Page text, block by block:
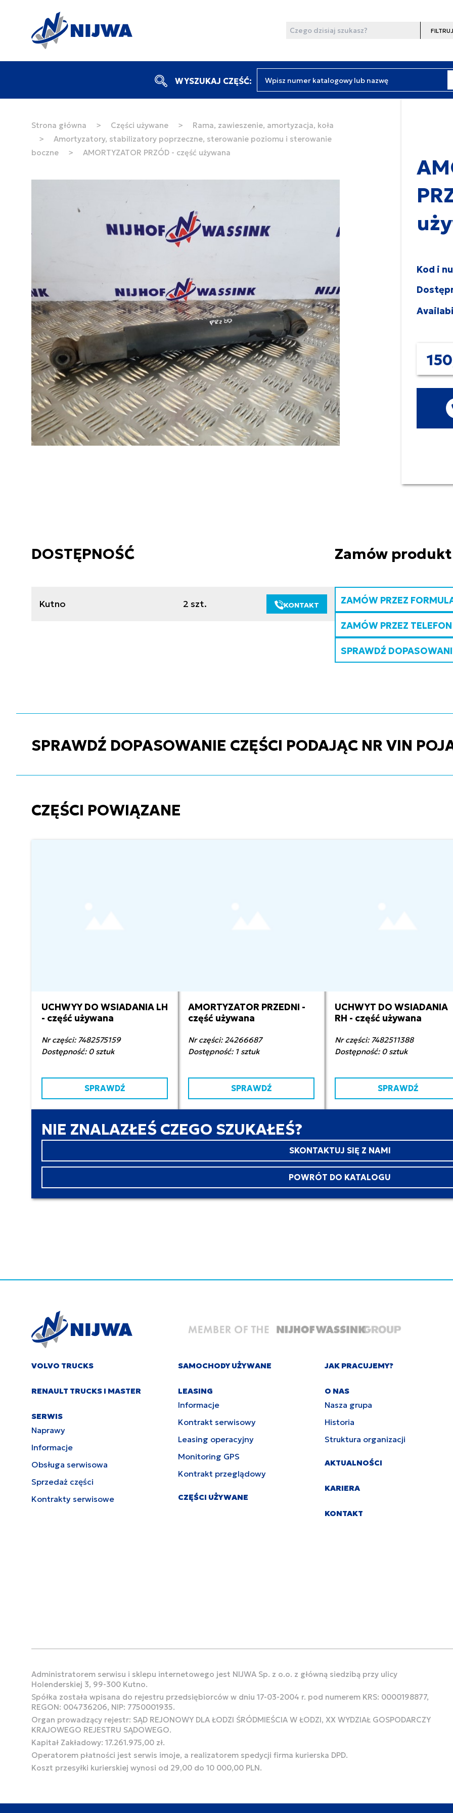
Wyszukaj
Filtruj
WYSZUKAJ CZĘŚĆ:
Strona główna > Części używane >
Rama, zawieszenie, amortyzacja, koła
>
Amortyzatory, stabilizatory poprzeczne, sterowanie poziomu i sterowanie
boczne
> AMORTYZATOR PRZÓD - część używana
Kod i
DOSTĘPNOŚĆ
Kutno 2 szt. KONTAKT
Zamów produkt
ZAMÓW PRZEZ
ZAMÓW PRZEZ TELEFON
SPRAWDŹ
SPRAWDŹ DOPASOWANIE CZĘŚCI PODAJĄC NR VIN
CZĘŚCI POWIĄZANE
100,00 zł netto
UCHWYY DO WSIADANIA LH
- część używana
Nr części: 7482575159
Dostępność: 0 sztuk
SPRAWDŹ
300,00 zł netto
AMORTYZATOR PRZEDNI -
część używana
Nr części: 24266687
Dostępność: 1 sztuk
SPRAWDŹ
70,00 zł netto
UCHWYT DO WSIADANIA
RH - część używana
Nr części: 7482511388
Dostępność: 0 sztuk
SPRAWDŹ
NIE ZNALAZŁEŚ CZEGO SZUKAŁEŚ?
SKONTAKTUJ SIĘ Z NAMI
POWRÓT DO KATALOGU
VOLVO TRUCKS
RENAULT TRUCKS I MASTER
SERWIS
Naprawy
Informacje
Obsługa serwisowa
Sprzedaż części
Kontrakty serwisowe
SAMOCHODY UŻYWANE
LEASING
Informacje
Kontrakt serwisowy
Leasing operacyjny
Monitoring GPS
Kontrakt przeglądowy
CZĘŚCI UŻYWANE
JAK PRACUJEMY?
O NAS
Nasza grupa
Historia
Struktura organizacji
AKTUALNOŚCI
KARIERA
KONTAKT
Administratorem serwisu i sklepu internetowego jest NIJWA Sp. z o.o. z główną siedzibą przy ulicy
Holenderskiej 3, 99-300 Kutno.
Spółka została wpisana do rejestru przedsiębiorców w dniu 17-03-2004 r. pod numerem KRS: 0000198877,
REGON: 004736206, NIP: 7750001935.
Organ prowadzący rejestr: SĄD REJONOWY DLA ŁODZI ŚRÓDMIEŚCIA W ŁODZI, XX WYDZIAŁ GOSPODARCZY
KRAJOWEGO REJESTRU SĄDOWEGO.
Kapitał Zakładowy: 17.261.975,00 zł.
Operatorem płatności jest serwis imoje, a realizatorem spedycji firma kurierska DPD.
Koszt przesyłki kurierskiej wynosi od 29,00 do 10 000,00 PLN.